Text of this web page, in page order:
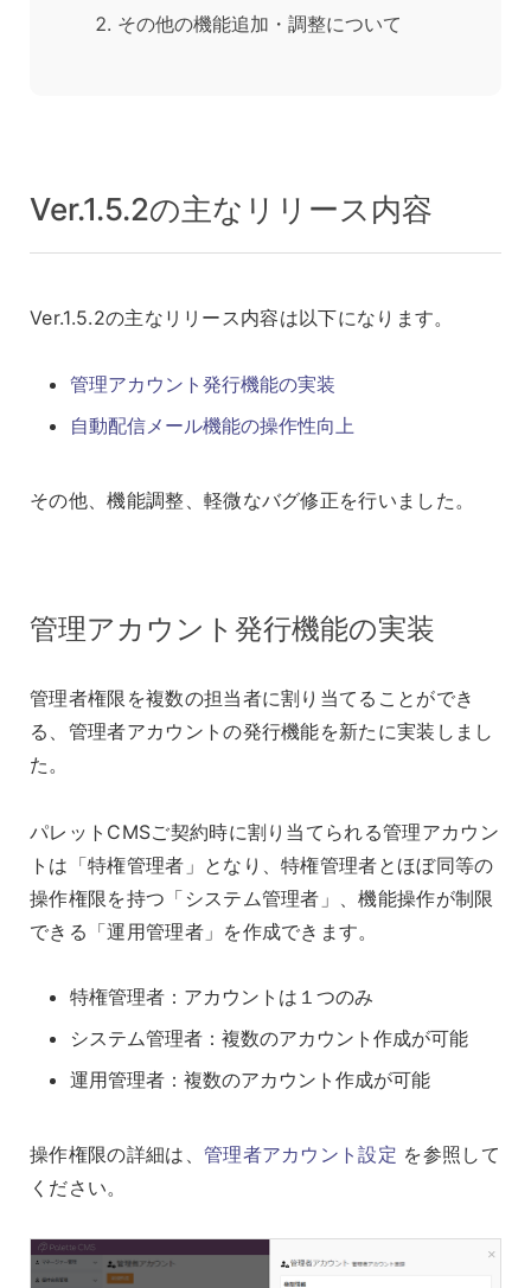
その他の機能追加・調整について
Ver.1.5.2の主なリリース内容
Ver.1.5.2の主なリリース内容は以下になります。
管理アカウント発行機能の実装
自動配信メール機能の操作性向上
その他、機能調整、軽微なバグ修正を行いました。
管理アカウント発行機能の実装
管理者権限を複数の担当者に割り当てることができ
る、管理者アカウントの発行機能を新たに実装しまし
た。
パレットCMSご契約時に割り当てられる管理アカウン
トは「特権管理者」となり、特権管理者とほぼ同等の
操作権限を持つ「システム管理者」、機能操作が制限
できる「運用管理者」を作成できます。
特権管理者：アカウントは１つのみ
システム管理者：複数のアカウント作成が可能
運用管理者：複数のアカウント作成が可能
操作権限の詳細は、 管理者アカウント設定 を参照して
ください。